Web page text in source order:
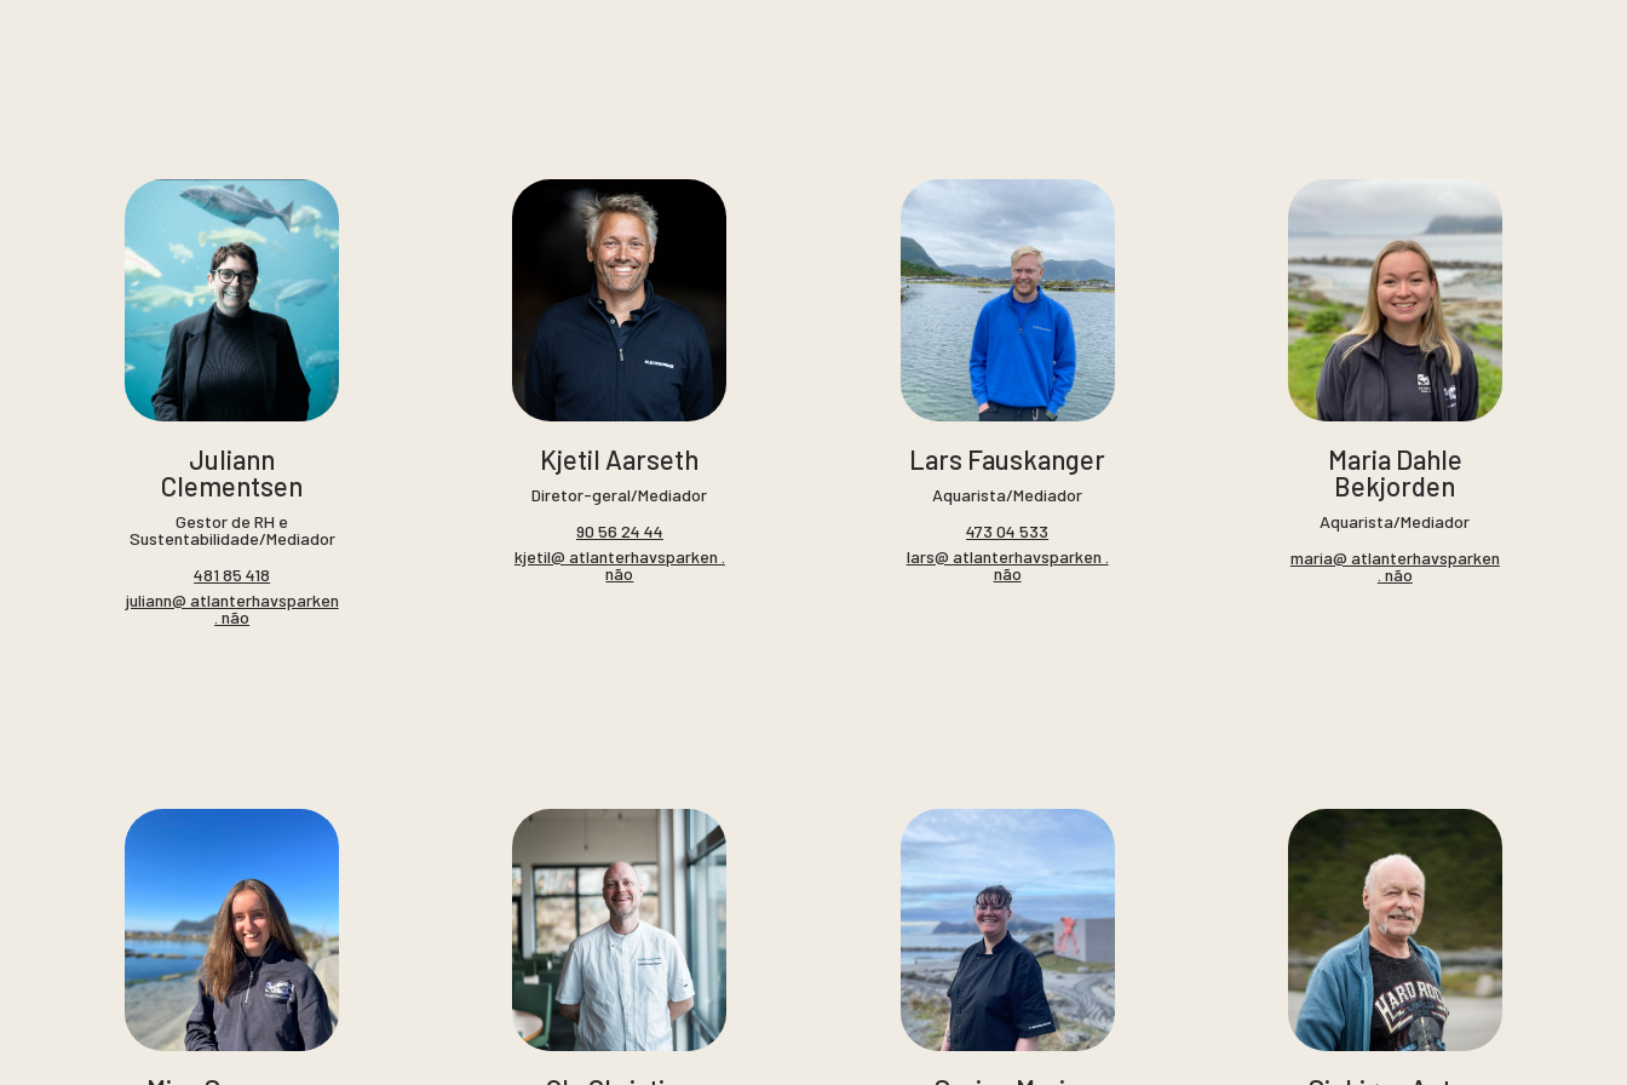
Juliann
Clementsen
Gestor de RH e
Sustentabilidade/Mediador
481 85 418
juliann@ atlanterhavsparken
. não
Kjetil Aarseth
Diretor-geral/Mediador
90 56 24 44
kjetil@ atlanterhavsparken .
não
Lars Fauskanger
Aquarista/Mediador
473 04 533
lars@ atlanterhavsparken .
não
Maria Dahle
Bekjorden
Aquarista/Mediador
maria@ atlanterhavsparken
. não